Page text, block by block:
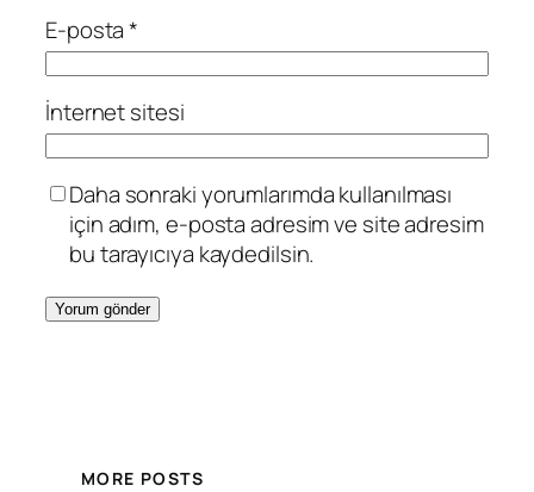
E-posta*
İnternet sitesi
Daha sonraki yorumlarımda kullanılması
için adım, e-posta adresim ve site adresim
bu tarayıcıya kaydedilsin.
MORE POSTS